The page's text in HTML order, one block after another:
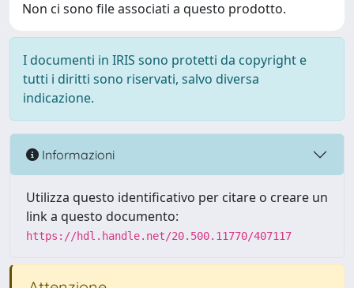
Non ci sono file associati a questo prodotto.
I documenti in IRIS sono protetti da copyright e
tutti i diritti sono riservati, salvo diversa
indicazione.
Informazioni
Utilizza questo identificativo per citare o creare un
link a questo documento:
https://hdl.handle.net/20.500.11770/407117